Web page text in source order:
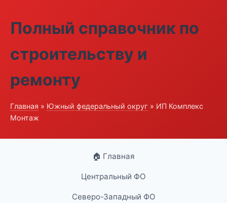
Полный справочник по
строительству и
ремонту
Главная » Южный федеральный округ » ИП Комплекс
Монтаж
🏠 Главная
Центральный ФО
Северо-Западный ФО